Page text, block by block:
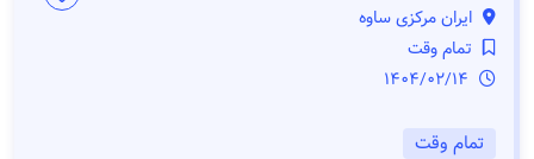
ایران مرکزی ساوه
تمام وقت
تمام وقت